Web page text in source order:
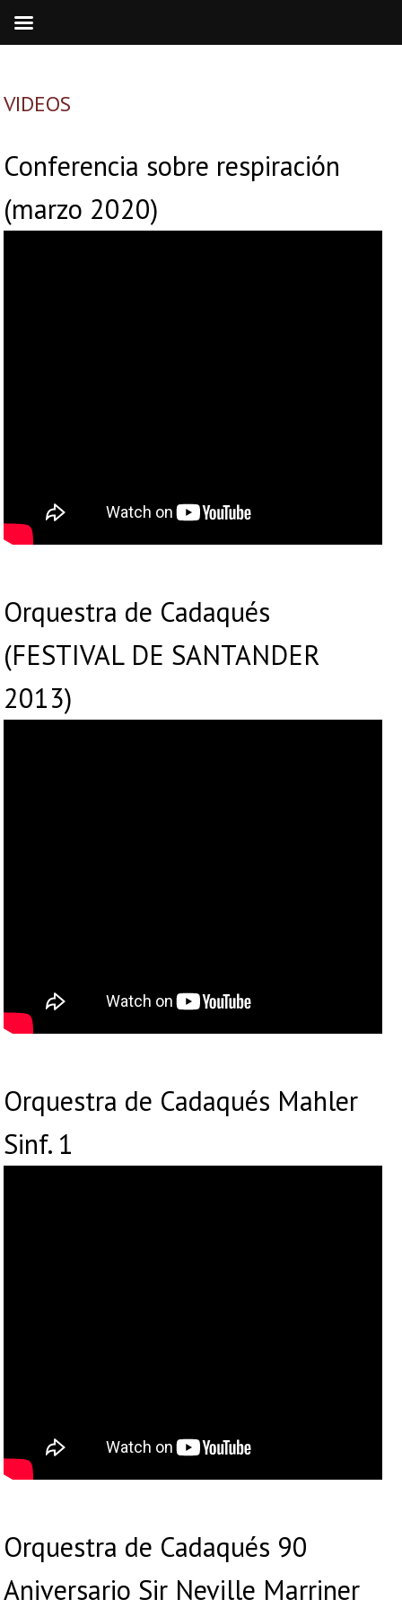
VIDEOS
Conferencia sobre respiración
(marzo 2020)
Orquestra de Cadaqués
(FESTIVAL DE SANTANDER
2013)
Orquestra de Cadaqués Mahler
Sinf. 1
Orquestra de Cadaqués 90
Aniversario Sir Neville Marriner